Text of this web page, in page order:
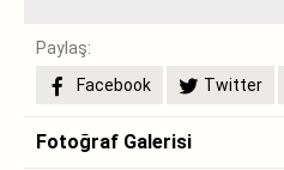
Paylaş:
Facebook
Twitter
Fotoğraf Galerisi